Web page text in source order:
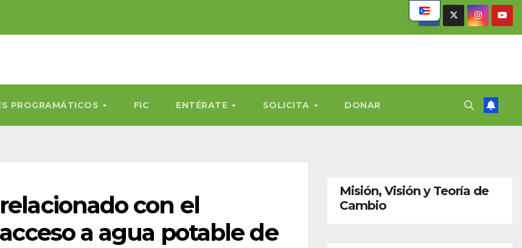
PROGRAMÁTICOS FIC ENTÉRATE SOLICITA DONAR
con el
a agua potable de
Misión, Visión y Teoría de
Cambio